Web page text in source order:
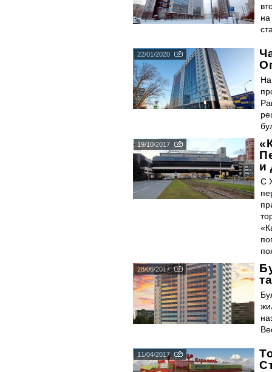
22/01/2020
19/10/2017
и
С
28/06/2017
11/04/2017